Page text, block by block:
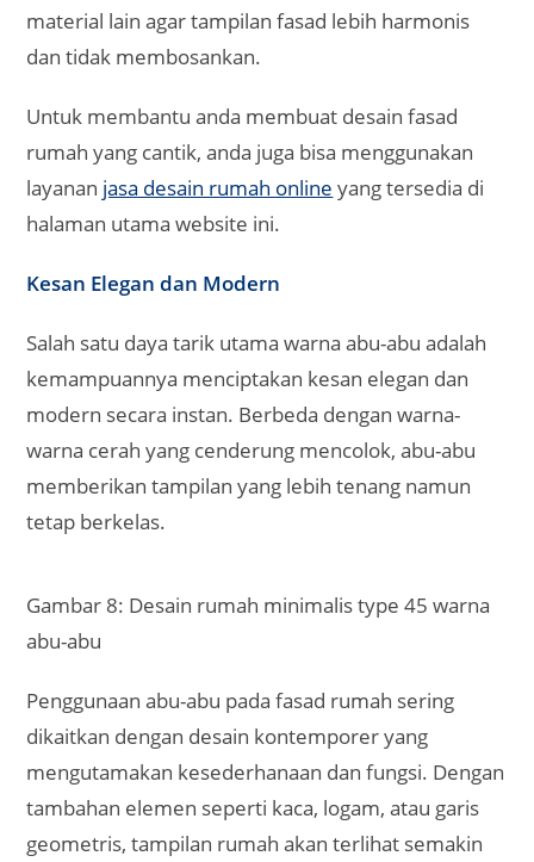
material lain agar tampilan fasad lebih harmonis
dan tidak membosankan.
Untuk membantu anda membuat desain fasad
rumah yang cantik, anda juga bisa menggunakan
layanan jasa desain rumah online yang tersedia di
halaman utama website ini.
Kesan Elegan dan Modern
Salah satu daya tarik utama warna abu-abu adalah
kemampuannya menciptakan kesan elegan dan
modern secara instan. Berbeda dengan warna-
warna cerah yang cenderung mencolok, abu-abu
memberikan tampilan yang lebih tenang namun
tetap berkelas.
Gambar 8: Desain rumah minimalis type 45 warna
abu-abu
Penggunaan abu-abu pada fasad rumah sering
dikaitkan dengan desain kontemporer yang
mengutamakan kesederhanaan dan fungsi. Dengan
tambahan elemen seperti kaca, logam, atau garis
geometris, tampilan rumah akan terlihat semakin